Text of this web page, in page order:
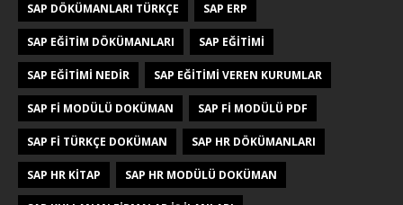
SAP DÖKÜMANLARI TÜRKÇE SAP ERP
SAP EĞITIM DÖKÜMANLARI SAP EĞITIMI
SAP EĞITIMI NEDIR SAP EĞITIMI VEREN KURUMLAR
SAP FI MODÜLÜ DOKÜMAN SAP FI MODÜLÜ PDF
SAP FI TÜRKÇE DOKÜMAN SAP HR DÖKÜMANLARI
SAP HR KITAP SAP HR MODÜLÜ DOKÜMAN